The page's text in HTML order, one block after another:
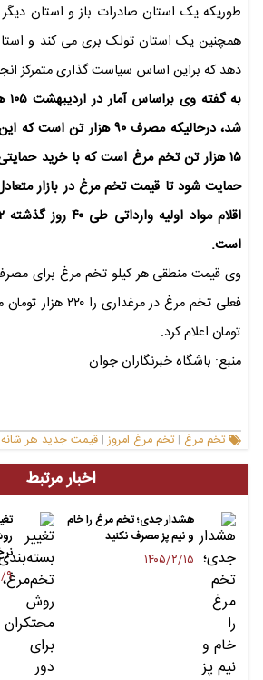
طوریکه یک استان صادرات باز و استان
همچنین یک استان تولک بری می کند و
دهد که براین اساس سیاست گذاری متمرکز
شد، درحالیکه مصرف ۹۰ هزار
۱۵ هزار تن تخم مرغ است که با خرید
حمایت شود تا قیمت تخم مرغ در بازار
است.
وی قیمت منطقی هر کیلو تخم مرغ برای
تومان اعلام کرد.
منبع: باشگاه خبرنگاران جوان
تخم مرغ | تخم مرغ امروز | قیمت جدید هر
اخبار مرتبط
هشدار جدی؛ تخم مرغ را خام
و نیم پز مصرف نکنید
۱۴۰۵/۲/۱۵